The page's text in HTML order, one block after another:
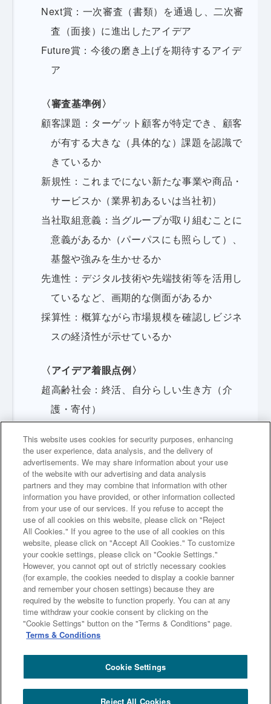
Next賞：一次審査（書類）を通過し、二次審
査（面接）に進出したアイデア
Future賞：今後の磨き上げを期待するアイデ
ア
〈審査基準例〉
顧客課題：ターゲット顧客が特定でき、顧客
が有する大きな（具体的な）課題を認識で
きているか
新規性：これまでにない新たな事業や商品・
サービスか（業界初あるいは当社初）
当社取組意義：当グループが取り組むことに
意義があるか（パーパスにも照らして）、
基盤や強みを生かせるか
先進性：デジタル技術や先端技術等を活用し
ているなど、画期的な側面があるか
採算性：概算ながら市場規模を確認しビジネ
スの経済性が示せているか
〈アイデア着眼点例〉
超高齢社会：終活、自分らしい生き方（介
護・寄付）
不動産：地域創生、不動産の再生
デジタル化：人工知能、データ社会、次世代
ファイナンス
前のページへ
次のページへ
三井住友トラストグループ100年史 ホーム 100年史
第２編 - 第２章 - 第２節 ２ ビジネスモデル改革とグループ再編 - 未来創造
This website uses cookies for security purposes, enhancing
the user experience, data analysis, and the delivery of
advertisements. We may share information about your use
of the website with our advertising and data analysis
partners and they may combine that information with other
information you have provided, or other information collected
from your use of our services. If you refuse to accept the
use of all cookies on this website, please click on "Reject
All Cookies." If you agree to the use of all cookies on this
website, please click on "Accept All Cookies." To customize
your cookie settings, please click on "Cookie Settings."
However, you cannot opt out of strictly necessary cookies
(for example, the cookies needed to display a cookie banner
and remember your chosen settings) because they are
required by the website to function properly. You can at any
time withdraw your cookie consent by clicking on the
"Cookie Settings" button on the "Terms & Conditions" page.
Terms & Conditions
Cookie Settings
Reject All Cookies